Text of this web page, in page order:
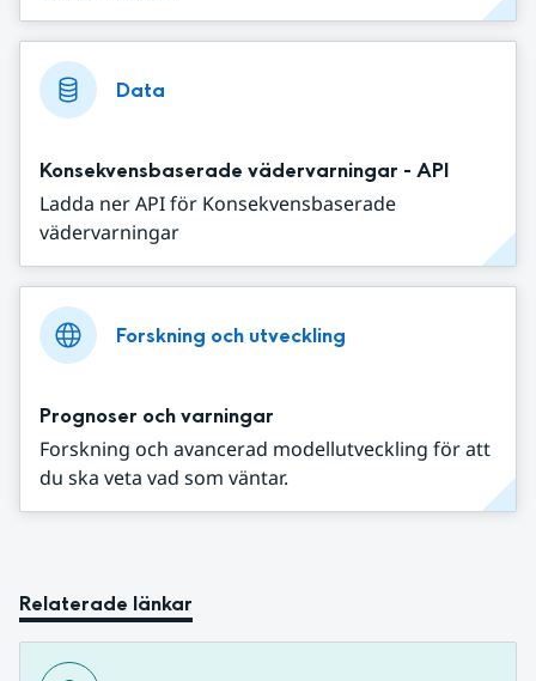
Data
Konsekvensbaserade vädervarningar - API
Ladda ner API för Konsekvensbaserade
vädervarningar
Forskning och utveckling
Prognoser och varningar
Forskning och avancerad modellutveckling för att
du ska veta vad som väntar.
Relaterade länkar